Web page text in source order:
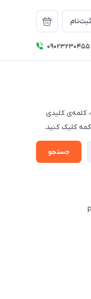
کلمه‌ی کلیدی
کلیک کنید.
جستجو